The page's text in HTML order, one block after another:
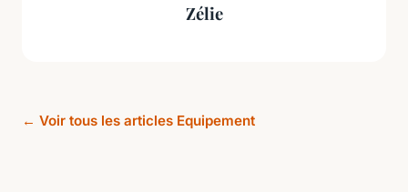
Zélie
← Voir tous les articles Equipement